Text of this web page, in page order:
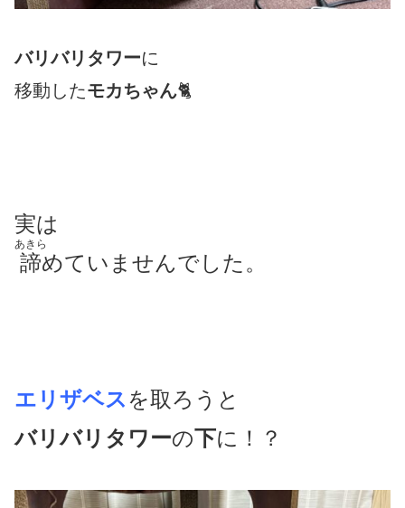
バリバリタワーに
移動したモカちゃん🐈
実は
諦
あきら
めていませんでした。
エリザベスを取ろうと
バリバリタワーの下に！？